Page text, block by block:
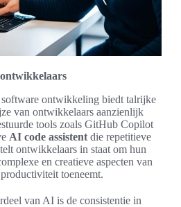
ontwikkeling biedt talrijke
van ontwikkelaars aanzienlijk
tools zoals GitHub Copilot
AI code assistent die repetitieve
ontwikkelaars in staat om hun
en creatieve aspecten van
toeneemt.
van AI is de consistentie in